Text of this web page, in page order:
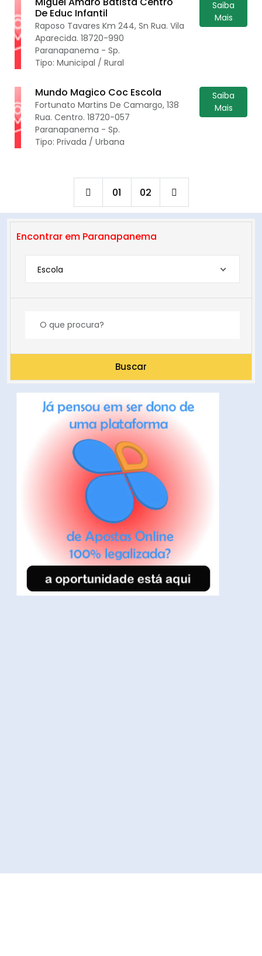
De Educ Infantil
Raposo Tavares Km 244, Sn Rua. Vila
Aparecida. 18720-990
Paranapanema - Sp.
Tipo: Municipal / Rural
Saiba
Mais
Mundo Magico Coc Escola
Fortunato Martins De Camargo, 138
Rua. Centro. 18720-057
Paranapanema - Sp.
Tipo: Privada / Urbana
Saiba
Mais
01 02
Encontrar em Paranapanema
Escola
Buscar